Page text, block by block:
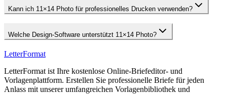
Kann ich 11×14 Photo für professionelles Drucken verwenden?
Welche Design-Software unterstützt 11×14 Photo?
LetterFormat
LetterFormat ist Ihre kostenlose Online-Briefeditor- und
Vorlagenplattform. Erstellen Sie professionelle Briefe für jeden
Anlass mit unserer umfangreichen Vorlagenbibliothek und